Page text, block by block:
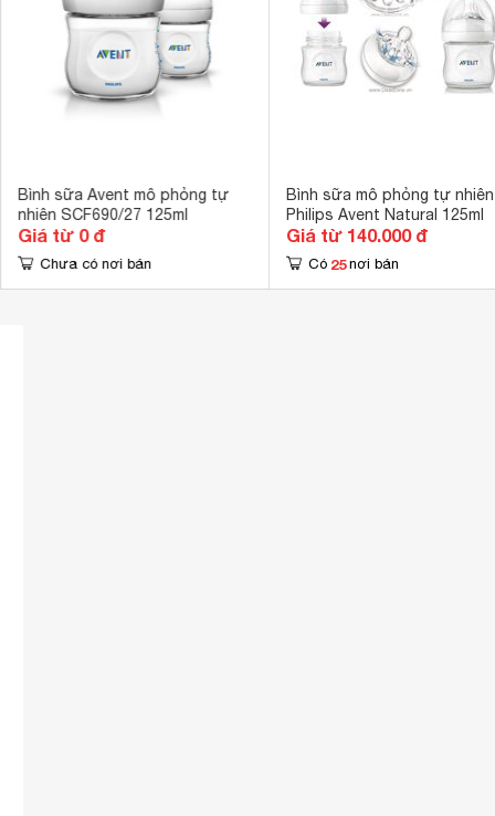
Bình sữa Avent mô phỏng tự
nhiên SCF690/27 125ml
Giá từ 0 đ
Chưa có nơi bán
Bình sữa mô phỏng tự nhiên
Philips Avent Natural 125ml
Giá từ 140.000 đ
Có 25 nơi bán